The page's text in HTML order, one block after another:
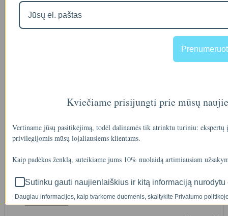
IŠMANAUS VANDENS NUOTĖKIO DETEKTORIAUS PRIEDAS
SOM GUARD
Kviečiame prisijungti prie mūsų
Vertiname jūsų pasitikėjimą, todėl dalinamės tik atrinktu turiniu:
privilegijomis mūsų lojaliausiems klientams.
Kaip padėkos ženklą, suteikiame jums 10% nuolaidą artimiausiam
Sutinku gauti naujienlaiškius ir kitą informaciją
Daugiau informacijos, kaip tvarkome duomenis, skaitykite Privatumo